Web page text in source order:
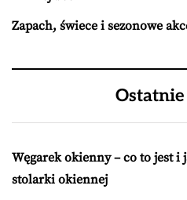
Zapach, świece i sezonowe
Węgarek okienny – co to jest i
stolarki okiennej